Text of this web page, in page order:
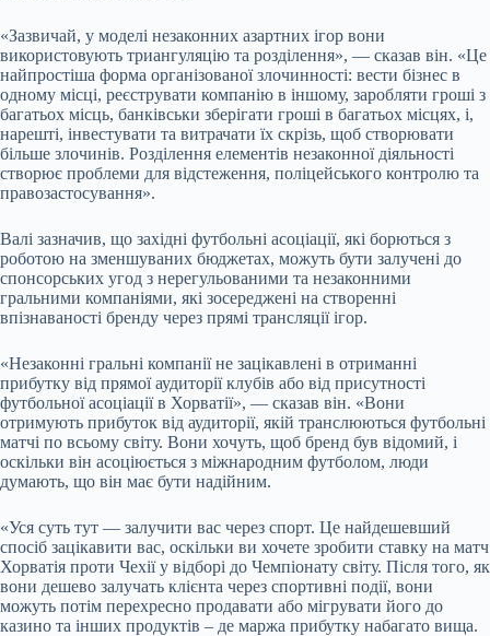
«Зазвичай, у моделі незаконних азартних ігор вони
використовують триангуляцію та розділення», — сказав він. «Це
найпростіша форма організованої злочинності: вести бізнес в
одному місці, реєструвати компанію в іншому, заробляти гроші з
багатьох місць, банківськи зберігати гроші в багатьох місцях, і,
нарешті, інвестувати та витрачати їх скрізь, щоб створювати
більше злочинів. Розділення елементів незаконної діяльності
створює проблеми для відстеження, поліцейського контролю та
правозастосування».
Валі зазначив, що західні футбольні асоціації, які борються з
роботою на зменшуваних бюджетах, можуть бути залучені до
спонсорських угод з нерегульованими та незаконними
гральними компаніями, які зосереджені на створенні
впізнаваності бренду через прямі трансляції ігор.
«Незаконні гральні компанії не зацікавлені в отриманні
прибутку від прямої аудиторії клубів або від присутності
футбольної асоціації в Хорватії», — сказав він. «Вони
отримують прибуток від аудиторії, якій транслюються футбольні
матчі по всьому світу. Вони хочуть, щоб бренд був відомий, і
оскільки він асоціюється з міжнародним футболом, люди
думають, що він має бути надійним.
«Уся суть тут — залучити вас через спорт. Це найдешевший
спосіб зацікавити вас, оскільки ви хочете зробити ставку на матч
Хорватія проти Чехії у відборі до Чемпіонату світу. Після того, як
вони дешево залучать клієнта через спортивні події, вони
можуть потім перехресно продавати або мігрувати його до
казино та інших продуктів – де маржа прибутку набагато вища.